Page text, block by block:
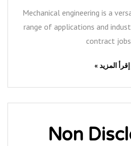
Mechanical engineering is a
range of applications and
contract
إقرأ المزيد »
Non